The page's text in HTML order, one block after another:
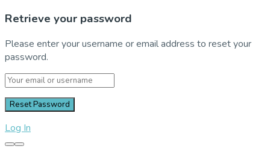
Retrieve your password
Please enter your username or email address to reset your
password.
Log In